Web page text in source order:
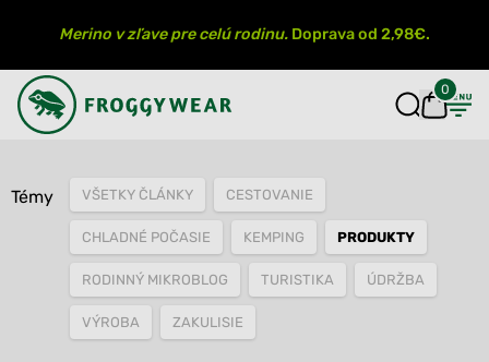
Merino v zľave pre celú rodinu. Doprava od 2,98€.
0
Značka:produkty
Témy VŠETKY ČLÁNKY CESTOVANIE
CHLADNÉ POČASIE KEMPING PRODUKTY
RODINNÝ MIKROBLOG TURISTIKA ÚDRŽBA
VÝROBA ZAKULISIE